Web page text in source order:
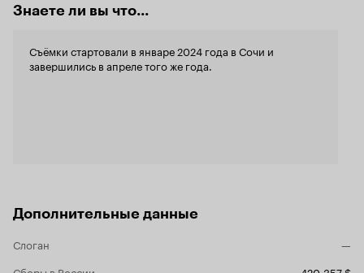
Знаете ли вы что...
Съёмки стартовали в январе 2024 года в Сочи и
завершились в апреле того же года.
Дополнительные данные
Слоган
—